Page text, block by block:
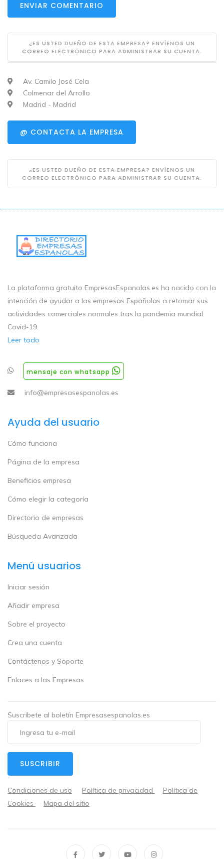
ENVIAR COMENTARIO
¿ES USTED DUEÑO DE ESTA EMPRESA? ENVÍENOS UN
CORREO ELECTRÓNICO PARA ADMINISTRAR SU CUENTA.
Av. Camilo José Cela
Colmenar del Arrollo
Madrid - Madrid
@ CONTACTA LA EMPRESA
¿ES USTED DUEÑO DE ESTA EMPRESA? ENVÍENOS UN
CORREO ELECTRÓNICO PARA ADMINISTRAR SU CUENTA.
La plataforma gratuito EmpresasEspanolas.es ha nacido con la
intención de ayudar a las empresas Españolas a retomar sus
actividades comerciales normales tras la pandemia mundial
Covid-19.
Leer todo
mensaje con whatsapp
info@empresasespanolas.es
Ayuda del usuario
Cómo funciona
Página de la empresa
Beneficios empresa
Cómo elegir la categoría
Directorio de empresas
Búsqueda Avanzada
Menú usuarios
Iniciar sesión
Añadir empresa
Sobre el proyecto
Crea una cuenta
Contáctenos y Soporte
Enlaces a las Empresas
Suscríbete al boletín Empresasespanolas.es
Condiciones de uso Política de privacidad
Política de
Cookies
Mapa del sitio
SUSCRIBIR